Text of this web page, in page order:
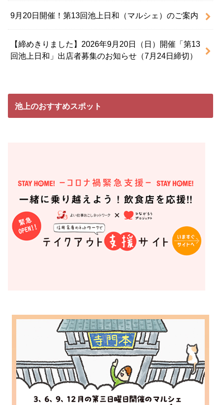
9月20日開催！第13回池上日和（マルシェ）のご案内
【締めきりました】2026年9月20日（日）開催「第13
回池上日和」出店者募集のお知らせ（7月24日締切）
池上のおすすめスポット